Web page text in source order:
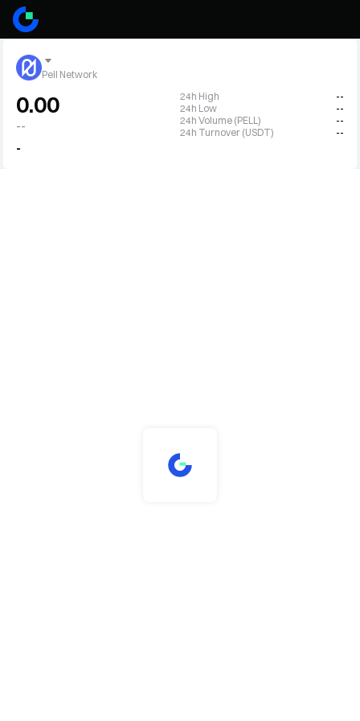
Pell Network
0.00
--
-
24h High
--
24h Low
--
24h Volume (PELL)
--
24h Turnover (USDT)
--